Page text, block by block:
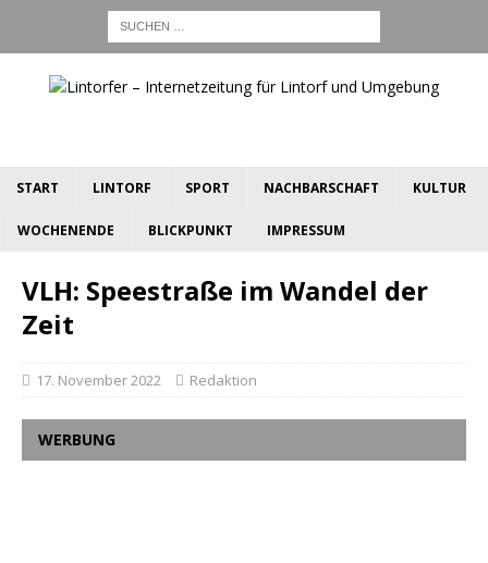
START LINTORF SPORT NACHBARSCHAFT KULTUR
WOCHENENDE BLICKPUNKT IMPRESSUM
VLH: Speestraße im Wandel der
Zeit
17. November 2022 Redaktion
WERBUNG